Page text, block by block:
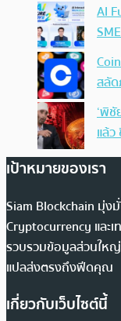
AI
สลั
‘พิชั
แล้ว
เป้าหมายของเรา
Siam Blockchain มุ่ง
Cryptocurrency และเ
รวบรวมข้อมูลส่วนใหญ่
แปลส่งตรงถึงฟีดคุณ
เกี่ยวกับเว็บไซต์นี้